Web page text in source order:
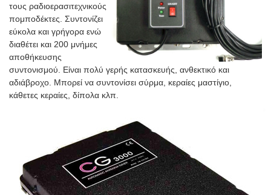
τους ραδιοερασιτεχνικούς
πομποδέκτες. Συντονίζει
εύκολα και γρήγορα ενώ
διαθέτει και 200 μνήμες
αποθήκευσης
συντονισμού. Είναι πολύ γερής κατασκευής, ανθεκτικό και
αδιάβροχο. Μπορεί να συντονίσει σύρμα, κεραίες μαστίγιο,
κάθετες κεραίες, δίπολα κλπ.